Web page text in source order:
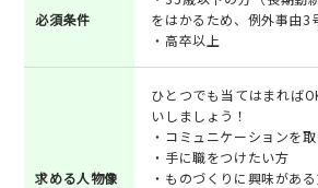
必須条件
をはかるため、例外事由3
・高卒以上
求める人物像
ひとつでも当てはまれば
いしましょう！
・コミュニケーションを
・手に職をつけたい方
・ものづくりに興味があ